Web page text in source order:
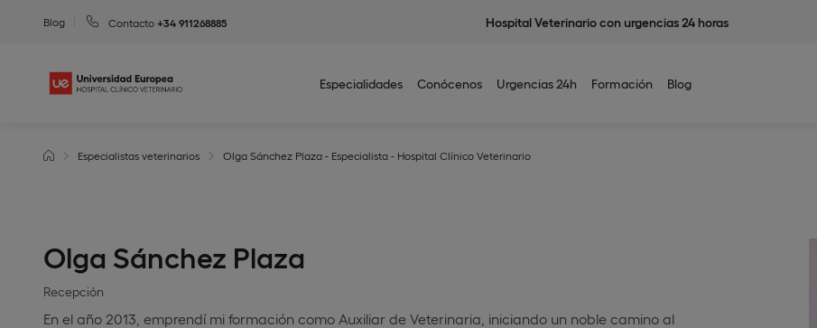
Blog Contacto +34 911268885 Hospital Veterinario con urgencias 24 horas
Especialidades Conócenos Urgencias 24h Formación Blog
Especialistas veterinarios Olga Sánchez Plaza - Especialista - Hospital Clínico Veterinario
Olga Sánchez Plaza
Recepción
En el año 2013, emprendí mi formación como Auxiliar de Veterinaria, iniciando un noble camino al